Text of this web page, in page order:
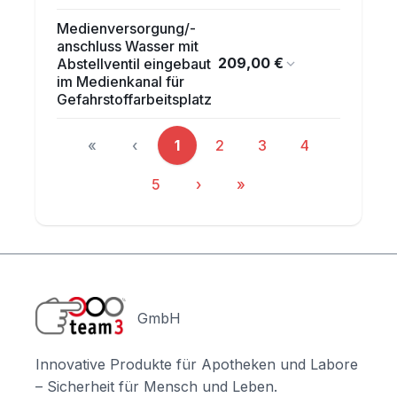
Medienversorgung/-
anschluss Wasser mit
Abstellventil eingebaut
im Medienkanal für
Gefahrstoffarbeitsplatz
209,00 €
« ‹
Seite
1
Seite
2
Seite
3
Seite
4
Seite
5 › »
GmbH
Innovative Produkte für Apotheken und Labore
– Sicherheit für Mensch und Leben.